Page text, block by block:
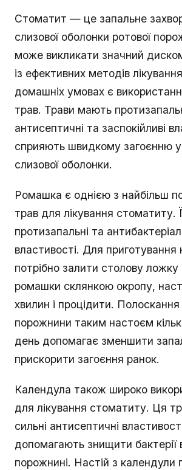
Стоматит — це запальне
слизової оболонки ротової
може викликати значний
із ефективних методів
домашніх умовах є
трав. Трави мають
антисептичні та заспокійливі
сприяють швидкому загоєнню
слизової оболонки.
Ромашка є однією з найбільш
трав для лікування стоматиту.
протизапальні та
властивості. Для
потрібно залити столову ложку
ромашки склянкою окропу,
хвилин і процідити. Полоскання
порожнини таким настоєм
день допомагає зменшити
прискорити загоєння ранок.
Календула також широко
для лікування стоматиту. Ця
сильні антисептичні
допомагають знищити бактерії
порожнині. Настій з календули